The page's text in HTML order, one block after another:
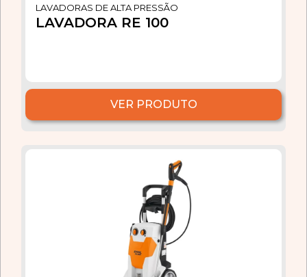
LAVADORAS DE ALTA PRESSÃO
LAVADORA RE 100
VER PRODUTO